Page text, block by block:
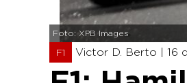
Foto: XPB Images
F1 Victor D. Berto | 16